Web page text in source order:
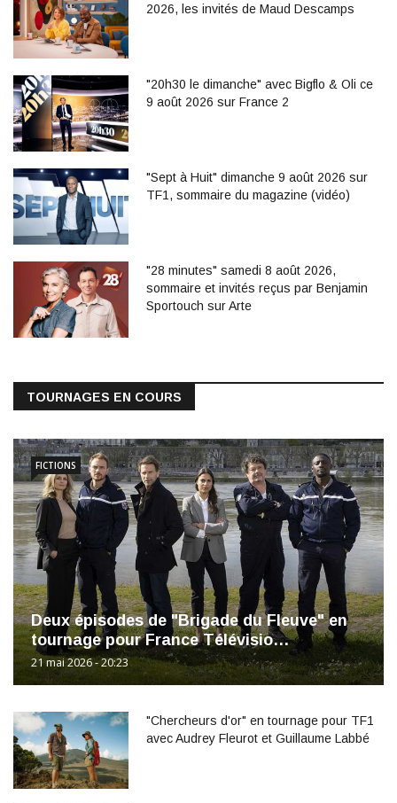
2026, les invités de Maud Descamps
"20h30 le dimanche" avec Bigflo & Oli ce
9 août 2026 sur France 2
"Sept à Huit" dimanche 9 août 2026 sur
TF1, sommaire du magazine (vidéo)
"28 minutes" samedi 8 août 2026,
sommaire et invités reçus par Benjamin
Sportouch sur Arte
TOURNAGES EN COURS
Deux épisodes de "Brigade du Fleuve" en
tournage pour France Télévisio…
21 mai 2026 - 20:23
FICTIONS
"Chercheurs d'or" en tournage pour TF1
avec Audrey Fleurot et Guillaume Labbé